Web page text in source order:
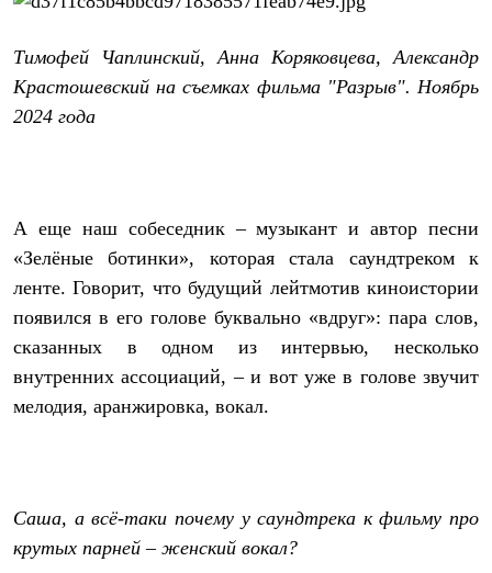
Футболки
Толстовки
Шорты
Женская одежда
Утепленная синтетикой
Куртки
Брюки
Штормовая одежда
Софтшелл одежда
Куртки
Лёгкая одежда
Рубашки
Теплое термобелье
Среднее термобелье
Легкое термобелье
Тимофей Чаплинский, Анна Коряковцева, Александр
Крастошевский на съемках фильма "Разрыв". Ноябрь
2024 года
А еще наш собеседник – музыкант и автор песни
«Зелёные ботинки», которая стала саундтреком к
ленте. Говорит, что будущий лейтмотив киноистории
появился в его голове буквально «вдруг»: пара слов,
сказанных в одном из интервью, несколько
внутренних ассоциаций, – и вот уже в голове звучит
мелодия, аранжировка, вокал.
Саша, а всё-таки почему у саундтрека к фильму про
крутых парней – женский вокал?